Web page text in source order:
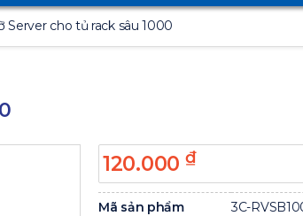
Server cho tủ rack sâu 1000
120.000 ₫
Mã sản phẩm
3C-